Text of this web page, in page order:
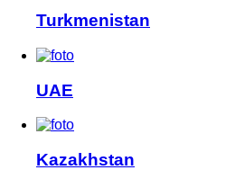
Turkmenistan
UAE
Kazakhstan